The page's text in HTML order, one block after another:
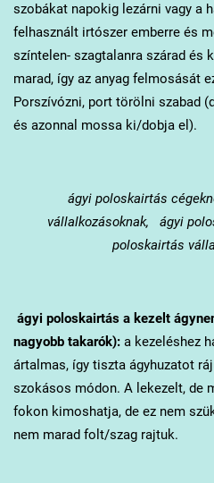
szobákat napokig lezárni vagy a
felhasznált irtószer emberre és
színtelen- szagtalanra szárad és
marad, így az anyag felmosását
Porszívózni, port törölni szabad
és azonnal mossa ki/dobja el).
ágyi poloskairtás
vállalkozásoknak, ágyi
poloskairtás
ágyi poloskairtás a kezelt
nagyobb takarók):a kezeléshez
ártalmas, így tiszta ágyhuzatot
szokásos módon. A lekezelt, de
fokon kimoshatja, de ez nem
nem marad folt/szag rajtuk.